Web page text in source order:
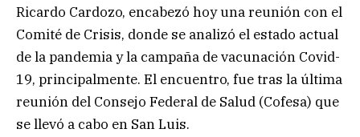
Ricardo Cardozo, encabezó hoy una reunión con el
Comité de Crisis, donde se analizó el estado actual
de la pandemia y la campaña de vacunación Covid-
19, principalmente. El encuentro, fue tras la última
reunión del Consejo Federal de Salud (Cofesa) que
se llevó a cabo en San Luis.